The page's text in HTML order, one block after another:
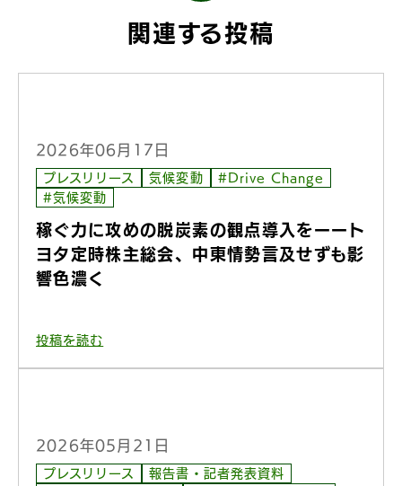
関連する投稿
2026年06月17日
プレスリリース 気候変動
#Drive Change
#気候変動
稼ぐ力に攻めの脱炭素の観点導入をーート
ヨタ定時株主総会、中東情勢言及せずも影
響色濃く
投稿を読む
2026年05月21日
プレスリリース
報告書・記者発表資料